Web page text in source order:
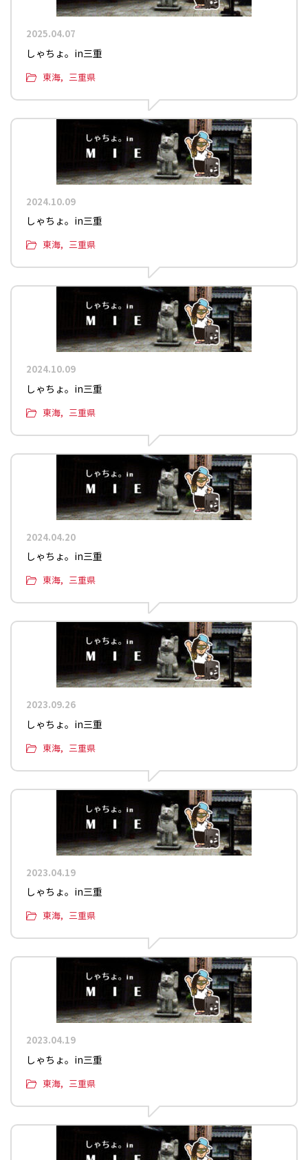
2025.04.07
しゃちょ。in三重
東海 三重県
2024.10.09
しゃちょ。in三重
東海 三重県
2024.10.09
しゃちょ。in三重
東海 三重県
2024.04.20
しゃちょ。in三重
東海 三重県
2023.09.26
しゃちょ。in三重
東海 三重県
2023.04.19
しゃちょ。in三重
東海 三重県
2023.04.19
しゃちょ。in三重
東海 三重県